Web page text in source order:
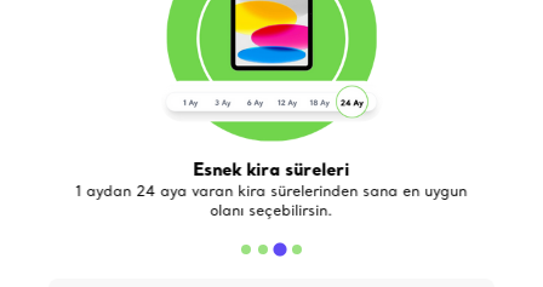
Esnek kira süreleri
1 aydan 24 aya varan kira sürelerinden sana en uygun
olanı seçebilirsin.